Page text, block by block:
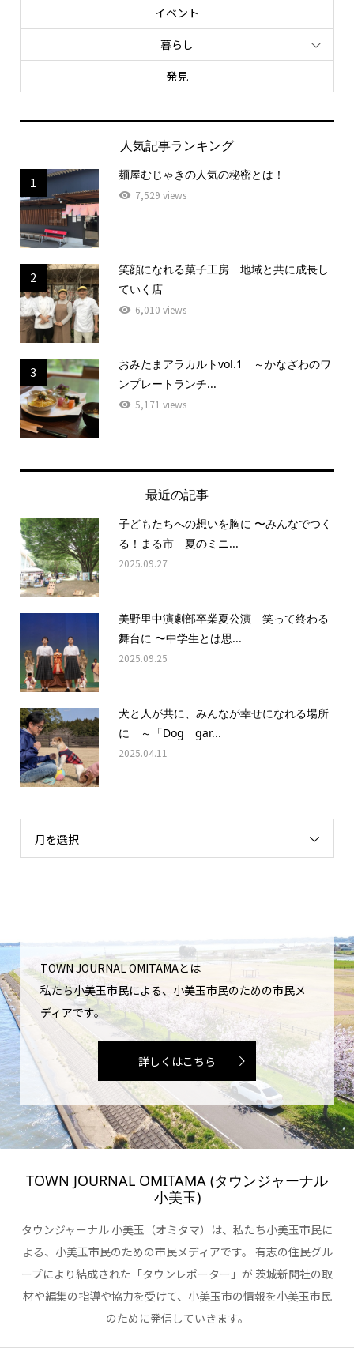
イベント
暮らし
発見
人気記事ランキング
1
麺屋むじゃきの人気の秘密とは！
7,529 views
2
笑顔になれる菓子工房 地域と共に成長し
ていく店
6,010 views
3
おみたまアラカルトvol.1 ～かなざわのワ
ンプレートランチ...
5,171 views
最近の記事
子どもたちへの想いを胸に 〜みんなでつく
る！まる市 夏のミニ...
2025.09.27
美野里中演劇部卒業夏公演 笑って終わる
舞台に 〜中学生とは思...
2025.09.25
犬と人が共に、みんなが幸せになれる場所
に ～「Dog gar...
2025.04.11
月を選択
TOWN JOURNAL OMITAMAとは
私たち小美玉市民による、小美玉市民のための市民メ
ディアです。
詳しくはこちら
TOWN JOURNAL OMITAMA (タウンジャーナル
小美玉)
タウンジャーナル 小美玉（オミタマ）は、私たち小美玉市民に
よる、小美玉市民のための市民メディアです。 有志の住民グル
ープにより結成された「タウンレポーター」が 茨城新聞社の取
材や編集の指導や協力を受けて、小美玉市の情報を小美玉市民
のために発信していきます。